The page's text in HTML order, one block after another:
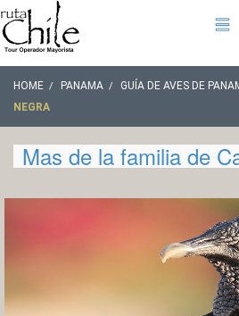
HOME PANAMA GUÍA DE AVES DE
NEGRA
Mas de la familia de